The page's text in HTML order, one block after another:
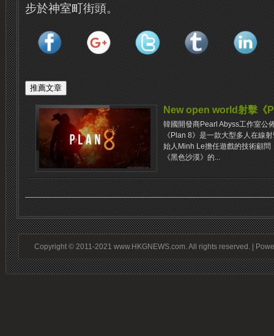
步於神室町街頭。
New open world射擊《
韓國開發商Pearl Abyss工作室公
《Plan 8》是一款大型多人在線
始人Minh Le擔任遊戲的技術顧
《黑色沙漠》的...
Copyright © 2011-2021 www.HKGNEWS.com. All rights reserved. |